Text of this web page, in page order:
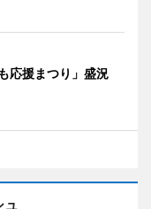
応援まつり」盛況
ュ